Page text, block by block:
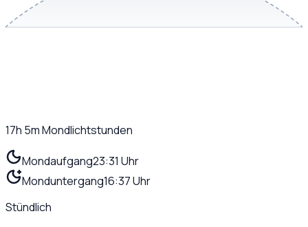
17h 5mMondlichtstunden
Mondaufgang23:31 Uhr
Monduntergang16:37 Uhr
Stündlich